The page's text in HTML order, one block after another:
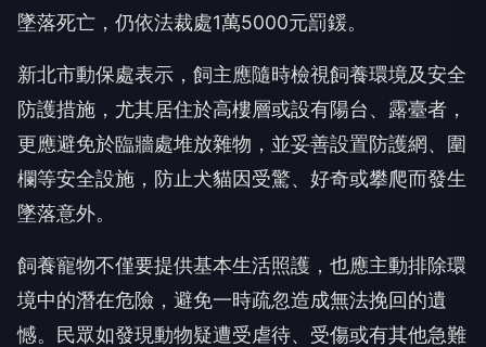
墜落死亡，仍依法裁處1萬5000元罰鍰。
新北市動保處表示，飼主應隨時檢視飼養環境及安全
防護措施，尤其居住於高樓層或設有陽台、露臺者，
更應避免於臨牆處堆放雜物，並妥善設置防護網、圍
欄等安全設施，防止犬貓因受驚、好奇或攀爬而發生
墜落意外。
飼養寵物不僅要提供基本生活照護，也應主動排除環
境中的潛在危險，避免一時疏忽造成無法挽回的遺
憾。民眾如發現動物疑遭受虐待、受傷或有其他急難